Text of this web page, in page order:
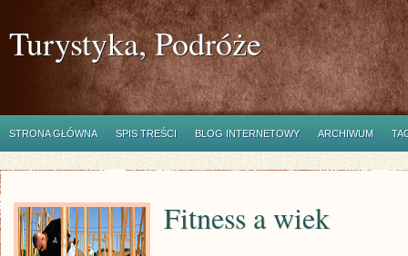
Turystyka, Podróże
STRONA GŁÓWNA SPIS TREŚCI BLOG INTERNETOWY ARCHIWUM
Fitness a wiek